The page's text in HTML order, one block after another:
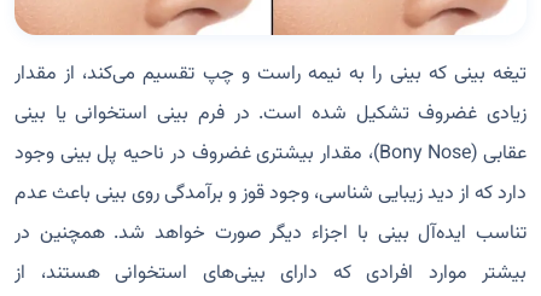
تیغه بینی که بینی را به نیمه راست و چپ تقسیم می‌کند، از مقدار
زیادی غضروف تشکیل شده است. در فرم بینی استخوانی یا بینی
عقابی (Bony Nose)، مقدار بیشتری غضروف در ناحیه پل بینی وجود
دارد که از دید زیبایی شناسی، وجود قوز و برآمدگی روی بینی باعث عدم
تناسب ایده‌آل بینی با اجزاء دیگر صورت خواهد شد. همچنین در
بیشتر موارد افرادی که دارای بینی‌های استخوانی هستند، از